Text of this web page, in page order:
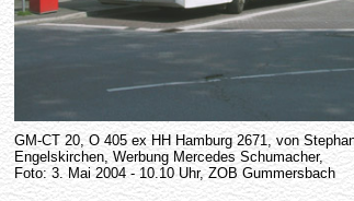
GM-CT 20, O 405 ex HH Hamburg 2671, von
Engelskirchen, Werbung Mercedes Schumacher,
Foto: 3. Mai 2004 - 10.10 Uhr, ZOB Gummersbach